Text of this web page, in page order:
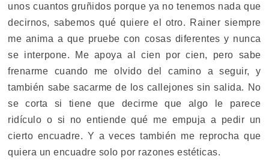
unos cuantos gruñidos porque ya no tenemos nada que
decirnos, sabemos qué quiere el otro. Rainer siempre
me anima a que pruebe con cosas diferentes y nunca
se interpone. Me apoya al cien por cien, pero sabe
frenarme cuando me olvido del camino a seguir, y
también sabe sacarme de los callejones sin salida. No
se corta si tiene que decirme que algo le parece
ridículo o si no entiende qué me empuja a pedir un
cierto encuadre. Y a veces también me reprocha que
quiera un encuadre solo por razones estéticas.